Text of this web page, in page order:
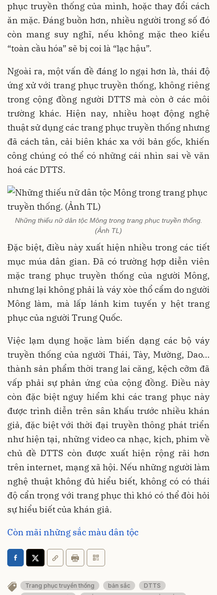
phục truyền thống của mình, hoặc thay đổi cách
ăn mặc. Đáng buồn hơn, nhiều người trong số đó
còn mang suy nghĩ, nếu không mặc theo kiểu
“toàn cầu hóa” sẽ bị coi là “lạc hậu”.
Ngoài ra, một vấn đề đáng lo ngại hơn là, thái độ
ứng xử với trang phục truyền thống, không riêng
trong cộng đồng người DTTS mà còn ở các môi
trường khác. Hiện nay, nhiều hoạt động nghệ
thuật sử dụng các trang phục truyền thống nhưng
đã cách tân, cải biên khác xa với bản gốc, khiến
công chúng có thể có những cái nhìn sai về văn
hoá các DTTS.
Những thiếu nữ dân tộc Mông trong trang phục truyền thống.
(Ảnh TL)
Đặc biệt, điều này xuất hiện nhiều trong các tiết
mục múa dân gian. Đã có trường hợp diễn viên
mặc trang phục truyền thống của người Mông,
nhưng lại không phải là váy xòe thổ cẩm do người
Mông làm, mà lấp lánh kim tuyến y hệt trang
phục của người Trung Quốc.
Việc lạm dụng hoặc làm biến dạng các bộ váy
truyền thống của người Thái, Tày, Mường, Dao...
thành sản phẩm thời trang lai căng, kệch cỡm đã
vấp phải sự phản ứng của cộng đồng. Điều này
còn đặc biệt nguy hiểm khi các trang phục này
được trình diễn trên sân khấu trước nhiều khán
giả, đặc biệt với thời đại truyền thông phát triển
như hiện tại, những video ca nhạc, kịch, phim về
chủ đề DTTS còn được xuất hiện rộng rãi hơn
trên internet, mạng xã hội. Nếu những người làm
nghệ thuật không đủ hiểu biết, không có có thái
độ cẩn trọng với trang phục thì khó có thể đòi hỏi
sự hiểu biết của khán giả.
Còn mãi những sắc màu dân tộc
Trang phục truyền thống bản sắc
DTTS